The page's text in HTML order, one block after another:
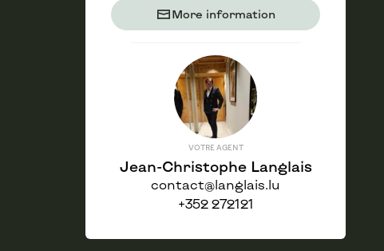
More information
VOTRE AGENT
Jean-Christophe Langlais
contact@langlais.lu
+352 272121